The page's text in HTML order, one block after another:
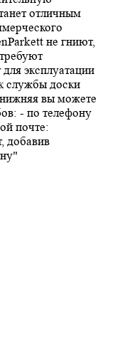
отличным
не гниют,
эксплуатации
службы доски
вы можете
- по телефону
почте:
добавив